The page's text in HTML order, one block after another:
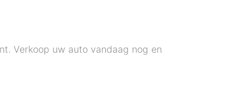
Verkoop uw auto vandaag nog en